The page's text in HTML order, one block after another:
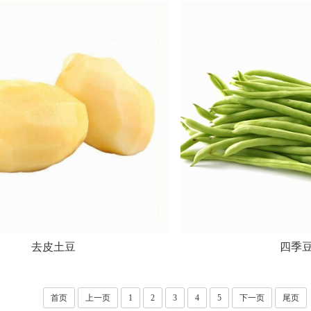
去皮土豆 四季
首页 上一页 1 2 3 4 5 下一页 尾页